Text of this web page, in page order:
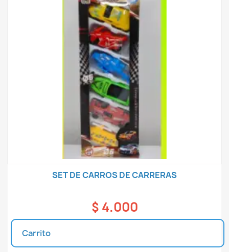
SET DE CARROS DE CARRERAS
$ 4.000
Carrito